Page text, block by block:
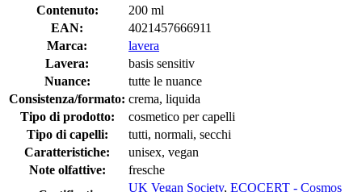
Contenuto:
200 ml
EAN:
4021457666911
Marca:
lavera
Lavera:
basis sensitiv
Nuance:
tutte le nuance
Consistenza/formato: crema, liquida
Tipo di prodotto:
cosmetico per capelli
Tipo di capelli:
tutti, normali, secchi
Caratteristiche:
unisex, vegan
Note olfattive:
fresche
UK Vegan Society, ECOCERT - Cosmos